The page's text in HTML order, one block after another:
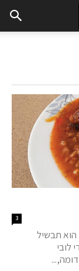
3
הוא תבשיל
לובי